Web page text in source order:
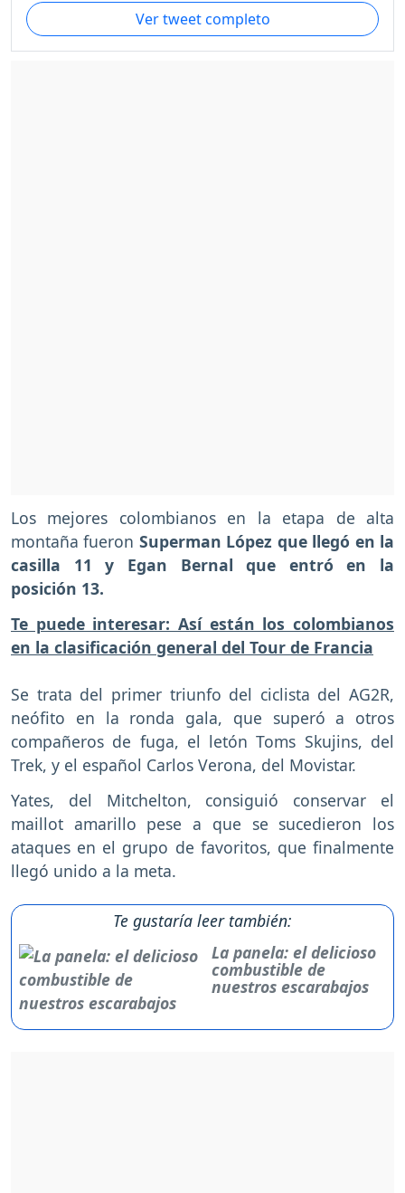
Ver tweet completo
Los mejores colombianos en la etapa de alta
montaña fueron Superman López que llegó en la
casilla 11 y Egan Bernal que entró en la
posición 13.
Te puede interesar: Así están los colombianos
en la clasificación general del Tour de Francia
Se trata del primer triunfo del ciclista del AG2R,
neófito en la ronda gala, que superó a otros
compañeros de fuga, el letón Toms Skujins, del
Trek, y el español Carlos Verona, del Movistar.
Yates, del Mitchelton, consiguió conservar el
maillot amarillo pese a que se sucedieron los
ataques en el grupo de favoritos, que finalmente
llegó unido a la meta.
Te gustaría leer también:
La panela: el delicioso
combustible de
nuestros escarabajos